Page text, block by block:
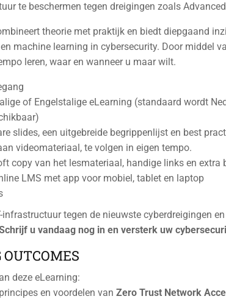
te beschermen tegen dreigingen zoals
theorie met praktijk en biedt diepgaand
machine learning in cybersecurity. Door middel
leren, waar en wanneer u maar wilt.
of Engelstalige eLearning (standaard wordt
slides, een uitgebreide begrippenlijst en best
videomateriaal, te volgen in eigen tempo.
copy van het lesmateriaal, handige links en extra
LMS met app voor mobiel, tablet en laptop
infrastructuur tegen de nieuwste cyberdreigingen
u vandaag nog in en versterk uw
deze eLearning:
en voordelen van Zero Trust Network